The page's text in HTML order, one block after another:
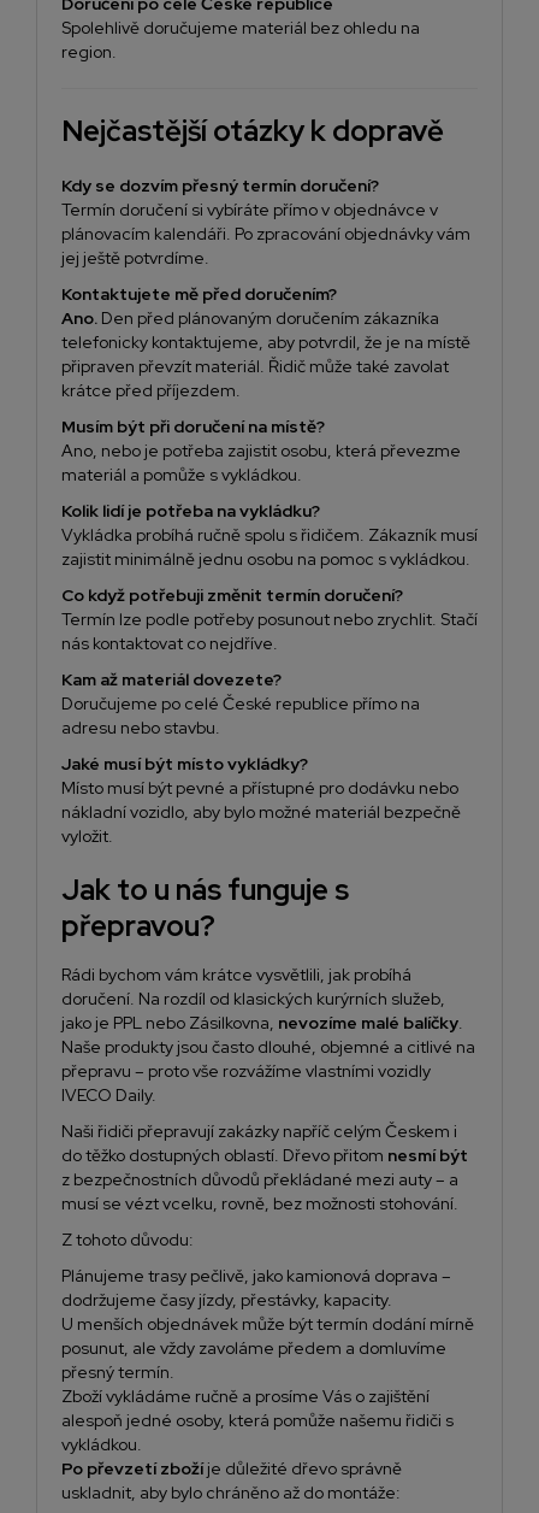
Spolehlivě doručujeme materiál bez ohledu na
region.
Nejčastější otázky k dopravě
Kdy se dozvím přesný termín doručení?
Termín doručení si vybíráte přímo v objednávce v
plánovacím kalendáři. Po zpracování objednávky vám
jej ještě potvrdíme.
Kontaktujete mě před doručením?
Ano. Den před plánovaným doručením zákazníka
telefonicky kontaktujeme, aby potvrdil, že je na místě
připraven převzít materiál. Řidič může také zavolat
krátce před příjezdem.
Musím být při doručení na místě?
Ano, nebo je potřeba zajistit osobu, která převezme
materiál a pomůže s vykládkou.
Kolik lidí je potřeba na vykládku?
Vykládka probíhá ručně spolu s řidičem. Zákazník musí
zajistit minimálně jednu osobu na pomoc s vykládkou.
Co když potřebuji změnit termín doručení?
Termín lze podle potřeby posunout nebo zrychlit. Stačí
nás kontaktovat co nejdříve.
Kam až materiál dovezete?
Doručujeme po celé České republice přímo na
adresu nebo stavbu.
Jaké musí být místo vykládky?
Místo musí být pevné a přístupné pro dodávku nebo
nákladní vozidlo, aby bylo možné materiál bezpečně
vyložit.
Jak to u nás funguje s
přepravou?
Rádi bychom vám krátce vysvětlili, jak probíhá
doručení. Na rozdíl od klasických kurýrních služeb,
jako je PPL nebo Zásilkovna, nevozíme malé balíčky.
Naše produkty jsou často dlouhé, objemné a citlivé na
přepravu – proto vše rozvážíme vlastními vozidly
IVECO Daily.
Naši řidiči přepravují zakázky napříč celým Českem i
do těžko dostupných oblastí. Dřevo přitom nesmí být
z bezpečnostních důvodů překládané mezi auty – a
musí se vézt vcelku, rovně, bez možnosti stohování.
Z tohoto důvodu:
Plánujeme trasy pečlivě, jako kamionová doprava –
dodržujeme časy jízdy, přestávky, kapacity.
U menších objednávek může být termín dodání mírně
posunut, ale vždy zavoláme předem a domluvíme
přesný termín.
Zboží vykládáme ručně a prosíme Vás o zajištění
alespoň jedné osoby, která pomůže našemu řidiči s
vykládkou.
Po převzetí zbožíje důležité dřevo správně
uskladnit, aby bylo chráněno až do montáže: